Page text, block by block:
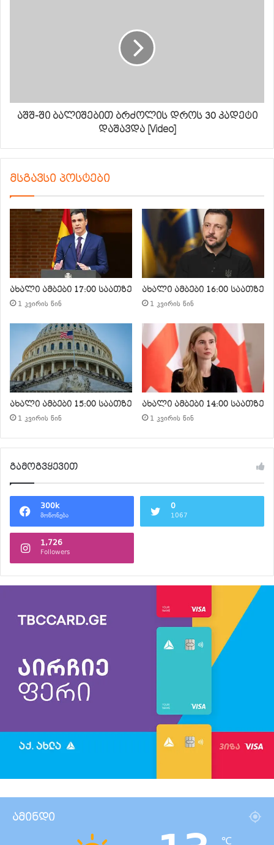
აშშ-ში ბალიშებით ბრძოლის დროს 30 კადეტი
დაშავდა [Video]
მსგავსი პოსტები
ახალი ამბები 17:00 საათზე
1 კვირის წინ
ახალი ამბები 16:00 საათზე
1 კვირის წინ
ახალი ამბები 15:00 საათზე
1 კვირის წინ
ახალი ამბები 14:00 საათზე
1 კვირის წინ
გამოგვყევით
300k
მოწონება
0
1067
1,726
Followers
ამინდი
℃